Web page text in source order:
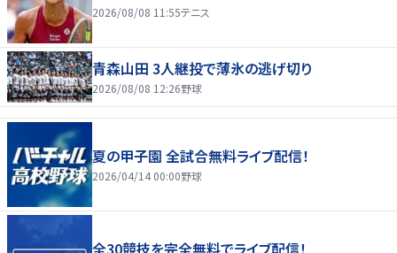
2026/08/08 11:55テニス
青森山田 3人継投で薄氷の逃げ切り
2026/08/08 12:26野球
夏の甲子園 全試合無料ライブ配信！
2026/04/14 00:00野球
全30競技を完全無料でライブ配信！